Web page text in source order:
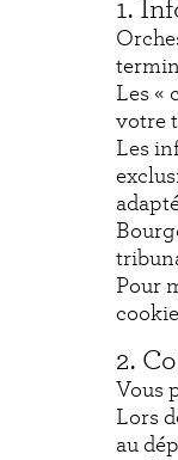
1.
Les «
votre
Les
Pour
2.
Vous
Lors
au